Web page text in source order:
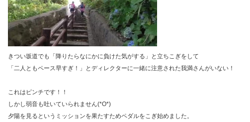
きつい坂道でも「降りたらなにかに負けた気がする」と立ちこぎをして
「二人ともペース早すぎ！」とディレクターに一緒に注意された我満さんがいない！
これはピンチです！！
しかし弱音も吐いていられません(*O*)
夕陽を見るというミッションを果たすためペダルをこぎ始めました。